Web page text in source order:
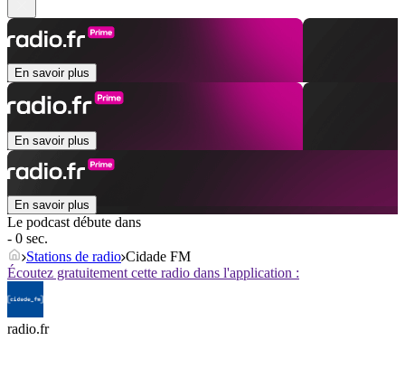
En savoir plus
En savoir plus
En savoir plus
Le podcast débute dans
- 0 sec.
Stations de radio Cidade FM
Écoutez gratuitement cette radio dans l'application :
radio.fr